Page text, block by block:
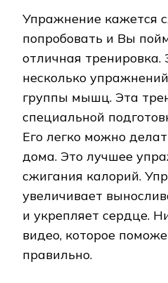
Упражнение кажется
попробовать и Вы
отличная тренировка.
несколько
группы мышц. Эта
специальной
Его легко можно
дома. Это лучшее
сжигания калорий.
увеличивает
и укрепляет сердце.
видео, которое
правильно.